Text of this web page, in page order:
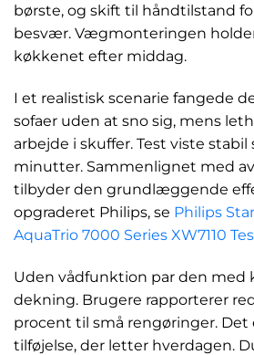
børste, og skift til håndtilstand
besvær. Vægmonteringen
køkkenet efter middag.
I et realistisk scenarie fangede
sofaer uden at sno sig, mens
arbejde i skuffer. Test viste stabil
minutter. Sammenlignet med
tilbyder den grundlæggende
opgraderet Philips, se Philips
AquaTrio 7000 Series XW7110
Uden vådfunktion par den med
dekning. Brugere rapporterer
procent til små rengøringer. Det
tilføjelse, der letter hverdagen.